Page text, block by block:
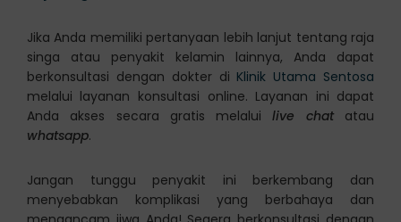
Jika Anda memiliki pertanyaan lebih lanjut tentang raja
singa atau penyakit kelamin lainnya, Anda dapat
berkonsultasi dengan dokter di Klinik Utama Sentosa
melalui layanan konsultasi online. Layanan ini dapat
Anda akses secara gratis melaluilive chatatau
whatsapp.
Jangan tunggu penyakit ini berkembang dan
menyebabkan komplikasi yang berbahaya dan